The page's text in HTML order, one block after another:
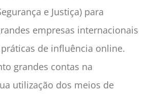
e Justiça) para
empresas internacionais
de influência online.
grandes contas na
utilização dos meios de